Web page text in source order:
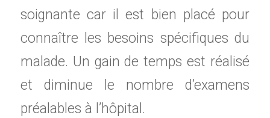
soignante car il est bien placé pour
connaître les besoins spécifiques du
malade. Un gain de temps est réalisé
et diminue le nombre d’examens
préalables à l’hôpital.